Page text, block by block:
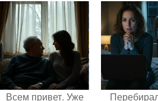
Всем привет. Уже